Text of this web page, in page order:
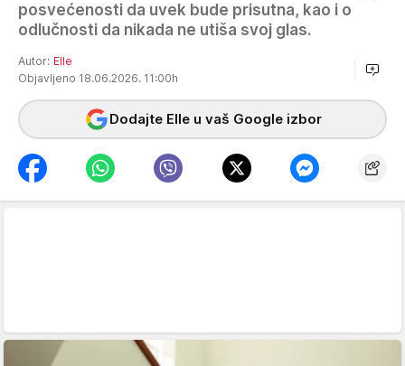
posvećenosti da uvek bude prisutna, kao i o
odlučnosti da nikada ne utiša svoj glas.
Autor: Elle
Objavljeno 18.06.2026. 11:00h
Dodajte Elle u vaš Google izbor